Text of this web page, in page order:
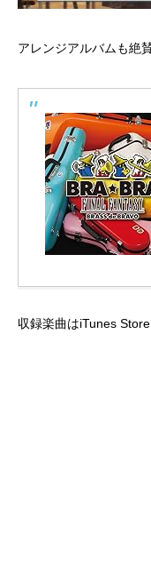
アレンジアルバムも絶
収録楽曲はiTunes